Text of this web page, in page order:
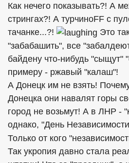
Как нечего показывать?! А
стрингах?! А турчиноFF с
тачанке...?!
Это
"забабашить", все
байдену что-нибудь "сыщут"
примеру - ржавый "калаш"!
А Донецк им не взять!
Донецка они навалят горы
город не возьмут! А в ЛНР -
однако, "День
Только от кого
Так укропия давно стала